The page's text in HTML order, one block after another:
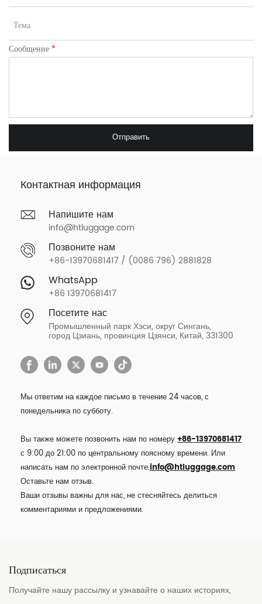
Сообщение *
Отправить
Контактная информация
Напишите нам
info@htluggage.com
Позвоните нам
+86-13970681417 / (0086 796) 2881828
WhatsApp
+86 13970681417
Посетите нас
Промышленный парк Хэси, округ Сингань,
город Цзиань, провинция Цзянси, Китай, 331300
Мы ответим на каждое письмо в течение 24 часов, с
понедельника по субботу.
Вы также можете позвонить нам по номеру+86-13970681417
с 9:00 до 21:00 по центральному поясному времени. Или
написать нам по электронной почте.info@htluggage.com
Оставьте нам отзыв.
Ваши отзывы важны для нас, не стесняйтесь делиться
комментариями и предложениями.
Подписаться
Получайте нашу рассылку и узнавайте о наших историях,